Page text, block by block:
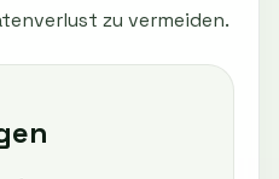
zu vermeiden.